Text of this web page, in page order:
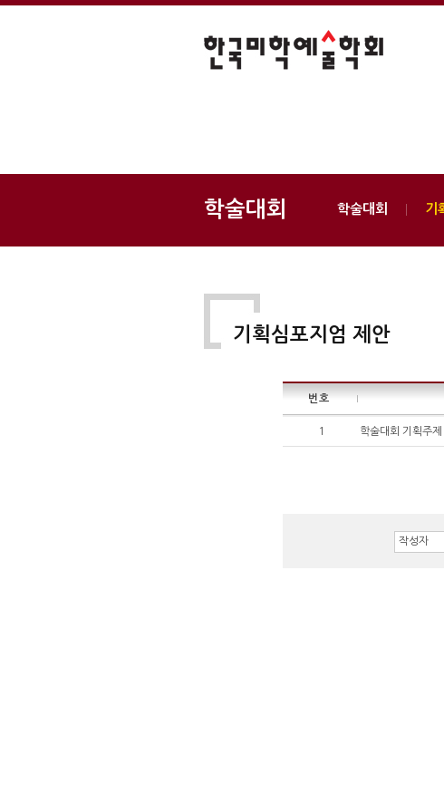
학술대회 학술대회 기
기획심포지엄 제안
번호
1 학술대회 기획주제